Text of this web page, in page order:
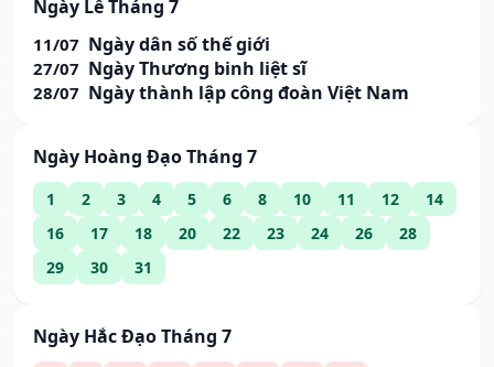
Ngày Lễ Tháng 7
11/07 Ngày dân số thế giới
27/07 Ngày Thương binh liệt sĩ
28/07 Ngày thành lập công đoàn Việt Nam
Ngày Hoàng Đạo Tháng 7
1 2 3 4 5 6 8 10 11 12
14
16
17 18 20 22 23 24 26
28
29
30 31
Ngày Hắc Đạo Tháng 7